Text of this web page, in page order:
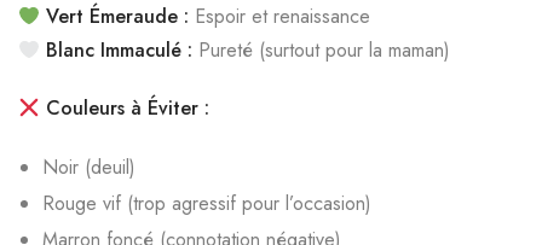
Vert Émeraude : Espoir et renaissance
Blanc Immaculé : Pureté (surtout pour la maman)
Couleurs à Éviter :
Noir (deuil)
Rouge vif (trop agressif pour l’occasion)